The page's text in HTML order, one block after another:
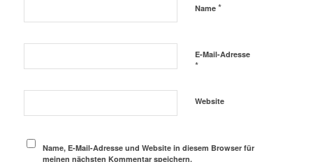
Name *
E-Mail-Adresse
*
Website
Name, E-Mail-Adresse und Website in diesem Browser für
meinen nächsten Kommentar speichern.